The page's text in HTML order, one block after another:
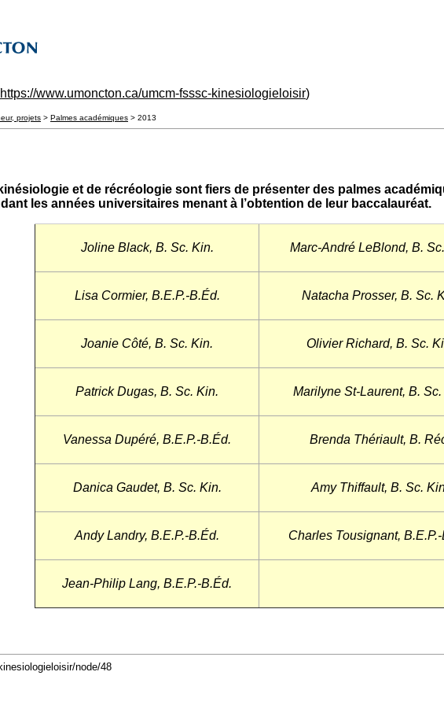
https://www.umoncton.ca/umcm-fsssc-kinesiologieloisir)
projets > Palmes académiques > 2013
et de récréologie sont fiers de présenter des palmes
les années universitaires menant à l’obtention de leur baccalauréat.
Joline Black, B. Sc. Kin. Marc-André LeBlond, B.
Lisa Cormier, B.E.P.-B.Éd. Natacha Prosser, B. Sc.
Joanie Côté, B. Sc. Kin. Olivier Richard, B. Sc.
Patrick Dugas, B. Sc. Kin. Marilyne St-Laurent, B. Sc.
Vanessa Dupéré, B.E.P.-B.Éd. Brenda Thériault, B.
Danica Gaudet, B. Sc. Kin. Amy Thiffault, B. Sc.
Andy Landry, B.E.P.-B.Éd. Charles Tousignant,
Jean-Philip Lang, B.E.P.-B.Éd.
node/48